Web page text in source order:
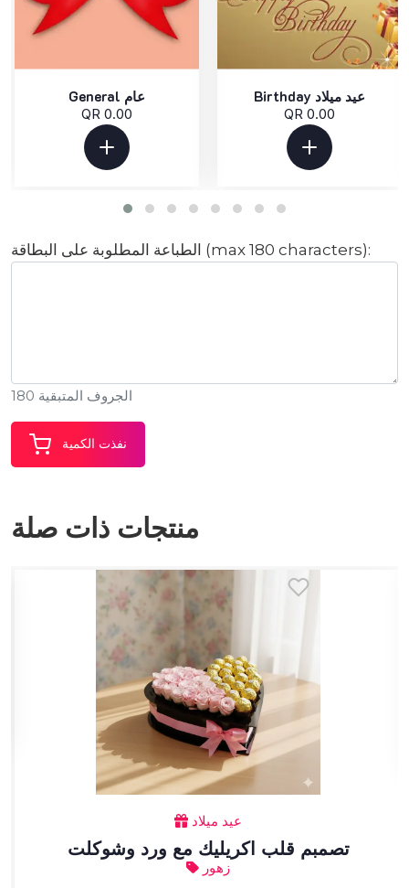
General عام
QR 0.00
Birthday عيد ميلاد
QR 0.00
الطباعة المطلوبة على البطاقة (max 180 characters):
الجروف المتبقية 180
نفذت الكمية
منتجات ذات صلة
عيد ميلاد
تصمبم قلب اكريليك مع ورد وشوكلت
زهور